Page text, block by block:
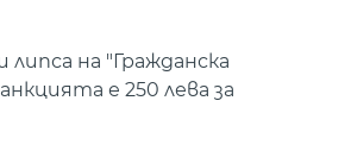
липса на "Гражданска
е 250 лева за